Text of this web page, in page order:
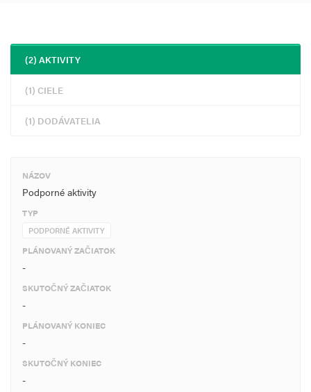
(2) AKTIVITY
(1) CIELE
(1) DODÁVATELIA
NÁZOV
Podporné aktivity
TYP
PODPORNÉ AKTIVITY
PLÁNOVANÝ ZAČIATOK
-
SKUTOČNÝ ZAČIATOK
-
PLÁNOVANÝ KONIEC
-
SKUTOČNÝ KONIEC
-